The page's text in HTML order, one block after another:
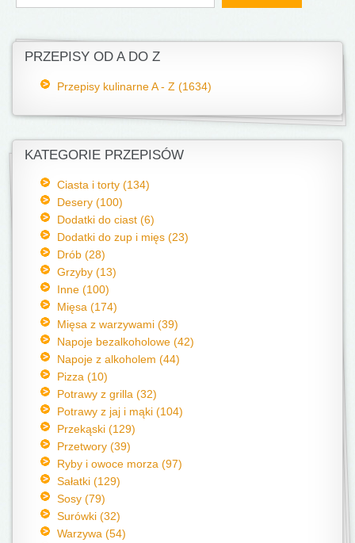
PRZEPISY OD A DO Z
Przepisy kulinarne A - Z (1634)
KATEGORIE PRZEPISÓW
Ciasta i torty (134)
Desery (100)
Dodatki do ciast (6)
Dodatki do zup i mięs (23)
Drób (28)
Grzyby (13)
Inne (100)
Mięsa (174)
Mięsa z warzywami (39)
Napoje bezalkoholowe (42)
Napoje z alkoholem (44)
Pizza (10)
Potrawy z grilla (32)
Potrawy z jaj i mąki (104)
Przekąski (129)
Przetwory (39)
Ryby i owoce morza (97)
Sałatki (129)
Sosy (79)
Surówki (32)
Warzywa (54)